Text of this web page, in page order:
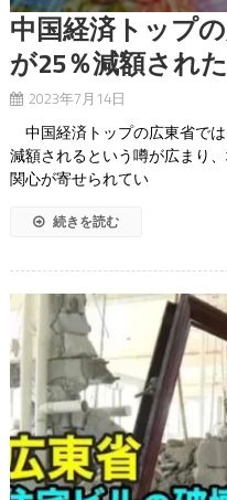
中国経済トップ
が25％減額された
2023年7月14日
中国経済トップの広東省で
減額されるという噂が広まり
関心が寄せられてい
続きを読む